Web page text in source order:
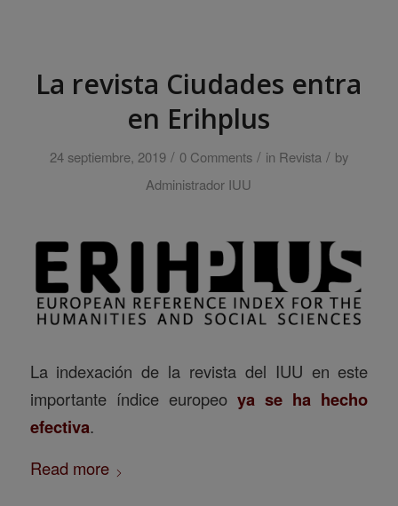
La revista Ciudades entra
en Erihplus
24 septiembre, 2019 / 0 Comments / in Revista / by
Administrador IUU
La indexación de la revista del IUU en este
importante índice europeo ya se ha hecho
efectiva.
Read more